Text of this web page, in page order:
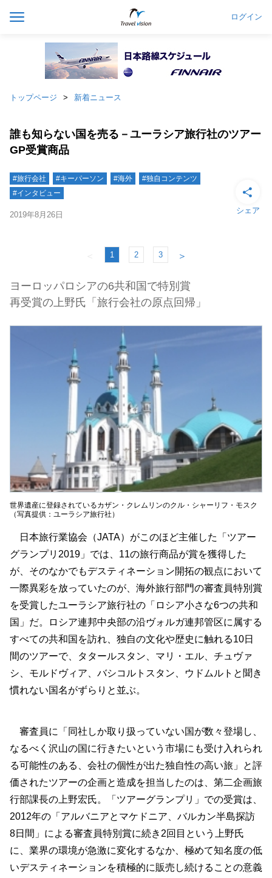
ログイン
トップページ 新着ニュース
誰も知らない国を売る－ユーラシア旅行社のツアー
GP受賞商品
#旅行会社 #キーパーソン #海外
#独自コンテンツ
#インタビュー
2019年8月26日 シェア
＜ 1 2 3 ＞
ヨーロッパロシアの6共和国で特別賞
再受賞の上野氏「旅行会社の原点回帰」
世界遺産に登録されているカザン・クレムリンのクル・シャーリフ・モスク
（写真提供：ユーラシア旅行社）
日本旅行業協会（JATA）がこのほど主催した「ツアー
グランプリ2019」では、11の旅行商品が賞を獲得した
が、そのなかでもデスティネーション開拓の観点において
一際異彩を放っていたのが、海外旅行部門の審査員特別賞
を受賞したユーラシア旅行社の「ロシア小さな6つの共和
国」だ。ロシア連邦中央部の沿ヴォルガ連邦管区に属する
すべての共和国を訪れ、独自の文化や歴史に触れる10日
間のツアーで、タタールスタン、マリ・エル、チュヴァ
シ、モルドヴィア、バシコルトスタン、ウドムルトと聞き
慣れない国名がずらりと並ぶ。
審査員に「同社しか取り扱っていない国が数々登場し、
なるべく沢山の国に行きたいという市場にも受け入れられ
る可能性のある、会社の個性が出た独自性の高い旅」と評
価されたツアーの企画と造成を担当したのは、第二企画旅
行部課長の上野宏氏。「ツアーグランプリ」での受賞は、
2012年の「アルバニアとマケドニア、バルカン半島探訪
8日間」による審査員特別賞に続き2回目という上野氏
に、業界の環境が急激に変化するなか、極めて知名度の低
いデスティネーションを積極的に販売し続けることの意義